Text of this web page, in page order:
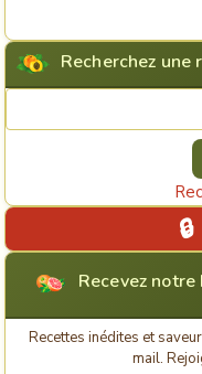
Recherchez une
Recevez
Recettes inédites et
mail.